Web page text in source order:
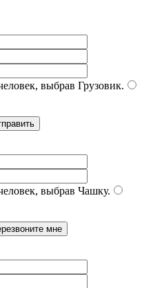
выбрав Грузовик.
выбрав Чашку.